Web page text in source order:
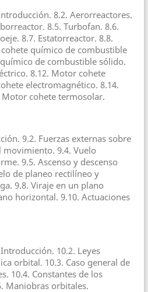
8.2. Aerorreactores.
8.5. Turbofan. 8.6.
8.7. Estatorreactor. 8.8.
químico de combustible
de combustible sólido.
8.12. Motor cohete
electromagnético. 8.14.
cohete termosolar.
9.2. Fuerzas externas sobre
movimiento. 9.4. Vuelo
9.5. Ascenso y descenso
de planeo rectilíneo y
9.8. Viraje en un plano
horizontal. 9.10. Actuaciones
10.2. Leyes
orbital. 10.3. Caso general de
10.4. Constantes de los
Maniobras orbitales.